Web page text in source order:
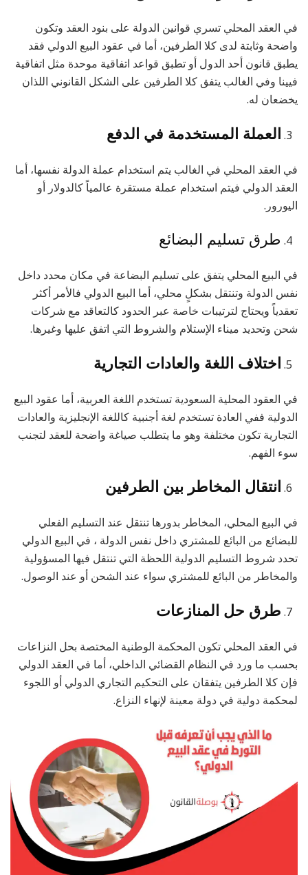
في العقد المحلي تسري قوانين الدولة على بنود العقد وتكون
واضحة وثابتة لدى كلا الطرفين، أما في عقود البيع الدولي فقد
يطبق قانون أحد الدول أو تطبق قواعد اتفاقية موحدة مثل اتفاقية
فيينا وفي الغالب يتفق كلا الطرفين على الشكل القانوني اللذان
يخضعان له.
العملة المستخدمة في الدفع
في العقد المحلي في الغالب يتم استخدام عملة الدولة نفسها، أما
العقد الدولي فيتم استخدام عملة مستقرة عالمياً كالدولار أو
اليورور.
طرق تسليم البضائع
في البيع المحلي يتفق على تسليم البضاعة في مكان محدد داخل
نفس الدولة وتنتقل بشكلٍ محلي، أما البيع الدولي فالأمر أكثر
تعقدياً ويحتاج لترتيبات خاصة عبر الحدود كالتعاقد مع شركات
شحن وتحديد ميناء الإستلام والشروط التي اتفق عليها وغيرها.
اختلاف اللغة والعادات التجارية
في العقود المحلية السعودية تستخدم اللغة العربية، أما عقود البيع
الدولية ففي العادة تستخدم لغة أجنبية كاللغة الإنجليزية والعادات
التجارية تكون مختلفة وهو ما يتطلب صياغة واضحة للعقد لتجنب
سوء الفهم.
انتقال المخاطر بين الطرفين
في البيع المحلي، المخاطر بدورها تنتقل عند التسليم الفعلي
للبضائع من البائع للمشتري داخل نفس الدولة ، في البيع الدولي
تحدد شروط التسليم الدولية اللحظة التي تنتقل فيها المسؤولية
والمخاطر من البائع للمشتري سواء عند الشحن أو عند الوصول.
طرق حل المنازعات
في العقد المحلي تكون المحكمة الوطنية المختصة بحل النزاعات
بحسب ما ورد في النظام القضائي الداخلي، أما في العقد الدولي
فإن كلا الطرفين يتفقان على التحكيم التجاري الدولي أو اللجوء
لمحكمة دولية في دولة معينة لإنهاء النزاع.